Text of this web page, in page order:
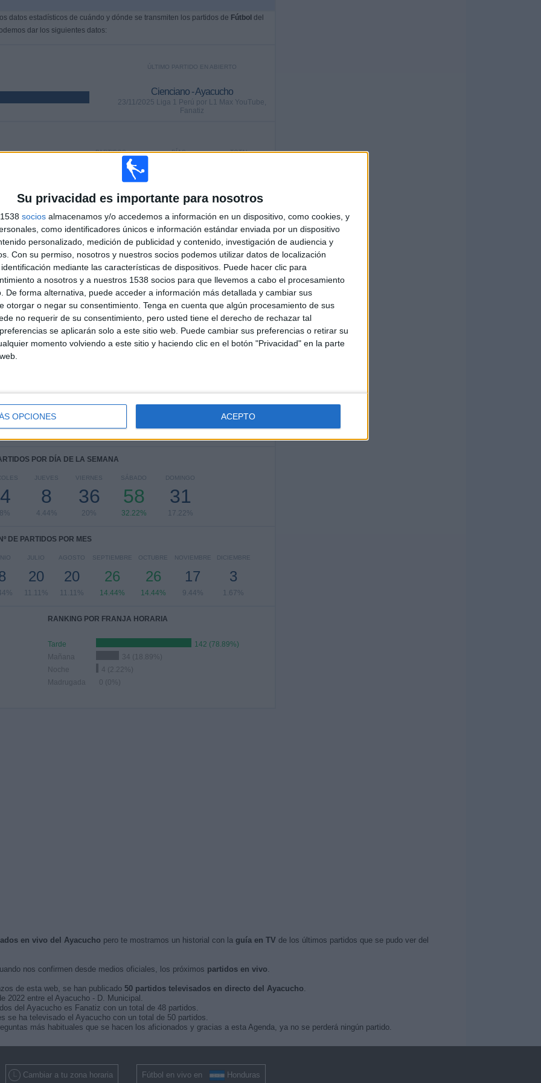
Su privacidad es importante para nosotros
socios almacenamos y/o accedemos a información en un dispositivo, como cookies, y
como identificadores únicos e información estándar enviada por un dispositivo
personalizado, medición de publicidad y contenido, investigación de audiencia y
Con su permiso, nosotros y nuestros socios podemos utilizar datos de localización
mediante las características de dispositivos. Puede hacer clic para
a nosotros y a nuestros 1538 socios para que llevemos a cabo el procesamiento
De forma alternativa, puede acceder a información más detallada y cambiar sus
otorgar o negar su consentimiento. Tenga en cuenta que algún procesamiento de sus
no requerir de su consentimiento, pero usted tiene el derecho de rechazar tal
se aplicarán solo a este sitio web. Puede cambiar sus preferencias o retirar su
momento volviendo a este sitio y haciendo clic en el botón "Privacidad" en la parte
OPCIONES ACEPTO
datos estadísticos de cuándo y dónde se transmiten los partidos de Fútbol del
dar los siguientes datos:
ÚLTIMO PARTIDO EN ABIERTO
Cienciano - Ayacucho
23/11/2025 Liga 1 Perú por L1 Max YouTube,
Fanatiz
TOTAL
DÍAS
GRATUÍTO
PARTIDOS
DE PAGO
TOTAL
30
RIVALES
MÁXIMO
12
VS Universitario
TOTAL
1
COMPETICIONES
RANKING POR COMPETICIONES
POR DÍA DE LA SEMANA
JUEVES
8
4.44%
VIERNES
36
20%
SÁBADO
58
32.22%
DOMINGO
31
17.22%
Nº DE PARTIDOS POR MES
JULIO
20
11.11%
AGOSTO
20
11.11%
SEPTIEMBRE
26
14.44%
OCTUBRE
26
14.44%
NOVIEMBRE
17
9.44%
DICIEMBRE
3
1.67%
RANKING POR FRANJA HORARIA
Tarde
142 (78.89%)
Mañana
34 (18.89%)
Noche
4 (2.22%)
Madrugada
0 (0%)
en vivo del Ayacucho pero te mostramos un historial con la guía en TV de los últimos partidos que se pudo ver del
nos confirmen desde medios oficiales, los próximos partidos en vivo.
de esta web, se han publicado 50 partidos televisados en directo del Ayacucho.
2022 entre el Ayacucho - D. Municipal.
del Ayacucho es Fanatiz con un total de 48 partidos.
se ha televisado el Ayacucho con un total de 50 partidos.
más habituales que se hacen los aficionados y gracias a esta Agenda, ya no se perderá ningún partido.
Cambiar a tu zona horaria Fútbol en vivo en Honduras